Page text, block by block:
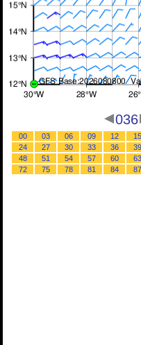
036
00 03 06 09 12 15
24
27 30 33 36 39
48
51 54 57 60 63
72
75 78 81 84 87